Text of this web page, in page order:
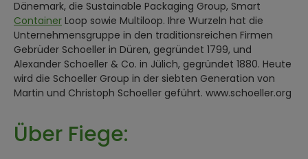
Dänemark, die Sustainable Packaging Group, Smart
Container Loop sowie Multiloop. Ihre Wurzeln hat die
Unternehmensgruppe in den traditionsreichen Firmen
Gebrüder Schoeller in Düren, gegründet 1799, und
Alexander Schoeller & Co. in Jülich, gegründet 1880. Heute
wird die Schoeller Group in der siebten Generation von
Martin und Christoph Schoeller geführt. www.schoeller.org
Über Fiege: